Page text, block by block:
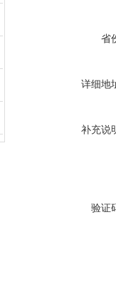
省
详细地
补充说
验证